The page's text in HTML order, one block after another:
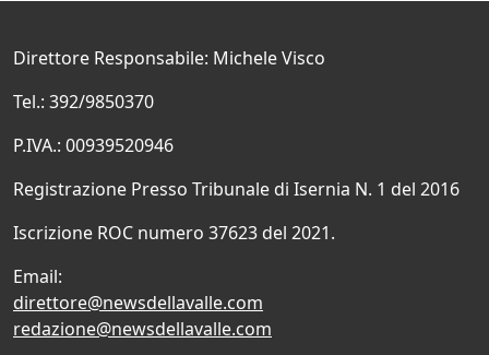
Direttore Responsabile: Michele Visco
Tel.: 392/9850370
P.IVA.: 00939520946
Registrazione Presso Tribunale di Isernia N. 1 del 2016
Iscrizione ROC numero 37623 del 2021.
Email:
direttore@newsdellavalle.com
redazione@newsdellavalle.com